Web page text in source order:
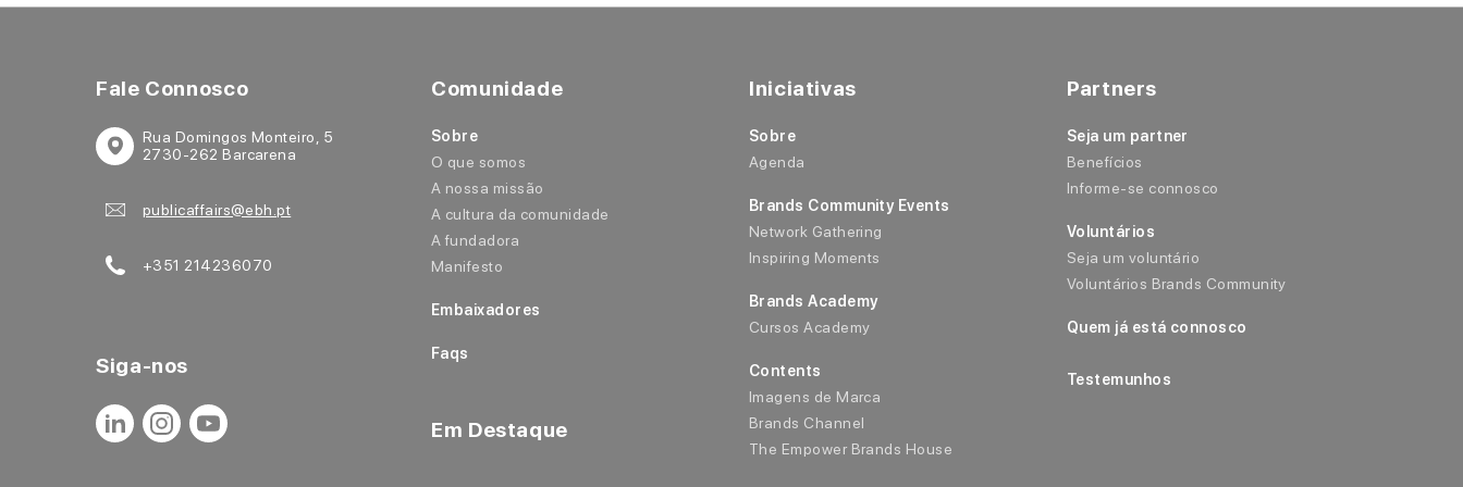
Fale Connosco
Rua Domingos Monteiro, 5
2730-262 Barcarena
publicaffairs@ebh.pt
+351 214236070
Siga-nos
Comunidade
Sobre
O que somos
A nossa missão
A cultura da comunidade
A fundadora
Manifesto
Embaixadores
Faqs
Em Destaque
Iniciativas
Sobre
Agenda
Brands Community Events
Network Gathering
Inspiring Moments
Brands Academy
Cursos Academy
Contents
Imagens de Marca
Brands Channel
The Empower Brands House
Partners
Seja um partner
Benefícios
Informe-se connosco
Voluntários
Seja um voluntário
Voluntários Brands Community
Quem já está connosco
Testemunhos